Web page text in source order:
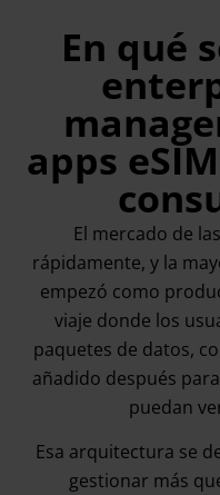
En qué
apps
El mercado de
rápidamente, y la
empezó como
viaje donde los
paquetes de datos,
añadido después
puedan
Esa arquitectura se
gestionar más